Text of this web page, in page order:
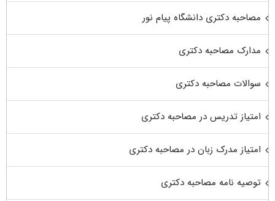
مصاحبه دکتری دانشگاه پیام نور
مدارک مصاحبه دکتری
سوالات مصاحبه دکتری
امتیاز تدریس در مصاحبه دکتری
امتیاز مدرک زبان در مصاحبه دکتری
توصیه نامه مصاحبه دکتری